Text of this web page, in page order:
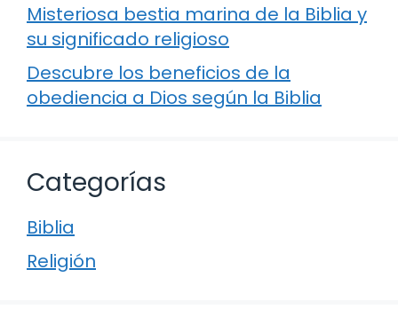
Misteriosa bestia marina de la Biblia y
su significado religioso
Descubre los beneficios de la
obediencia a Dios según la Biblia
Categorías
Biblia
Religión